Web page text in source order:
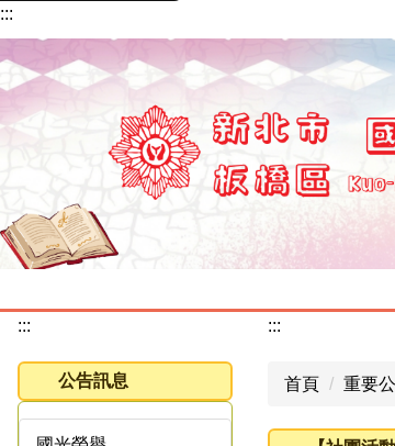
跳
主
內
:::
:::
公告訊息
:::
首頁 重要